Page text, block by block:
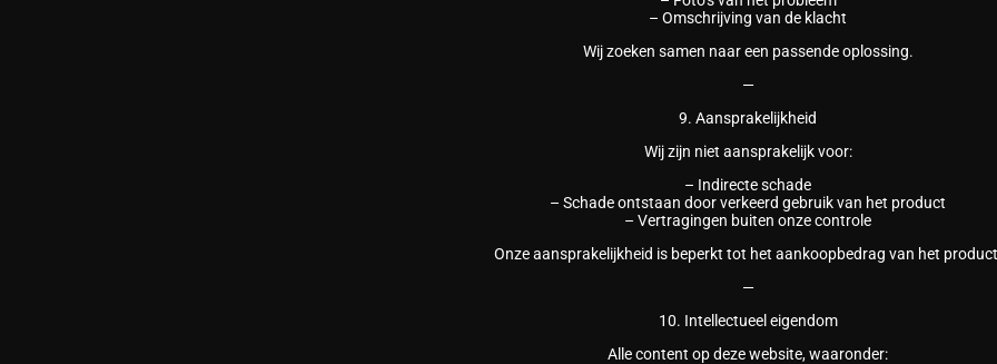
– Omschrijving van de klacht
Wij zoeken samen naar een passende oplossing.
—
9. Aansprakelijkheid
Wij zijn niet aansprakelijk voor:
– Indirecte schade
– Schade ontstaan door verkeerd gebruik van het product
– Vertragingen buiten onze controle
Onze aansprakelijkheid is beperkt tot het aankoopbedrag van het
—
10. Intellectueel eigendom
Alle content op deze website, waaronder: